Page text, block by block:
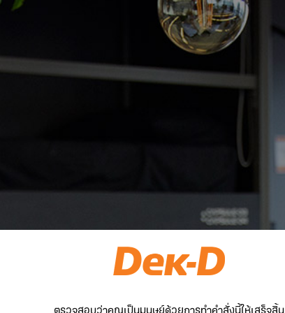
ตรวจสอบว่าคุณเป็นมนุษย์ด้วยการทำคำสั่งนี้ให้เสร็จสิ้น